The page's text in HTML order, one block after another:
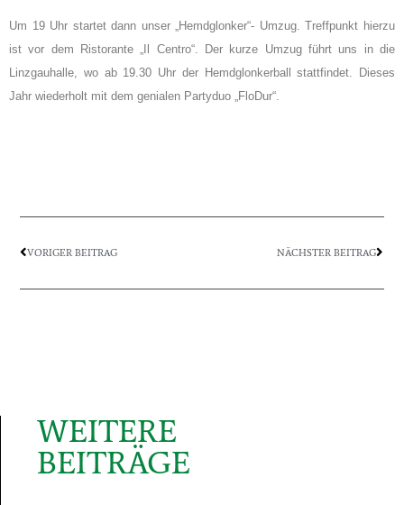
Um 19 Uhr startet dann unser „Hemdglonker“- Umzug. Treffpunkt hierzu
ist vor dem Ristorante „Il Centro“. Der kurze Umzug führt uns in die
Linzgauhalle, wo ab 19.30 Uhr der Hemdglonkerball stattfindet. Dieses
Jahr wiederholt mit dem genialen Partyduo „FloDur“.
VORIGER BEITRAG NÄCHSTER BEITRAG
WEITERE
BEITRÄGE